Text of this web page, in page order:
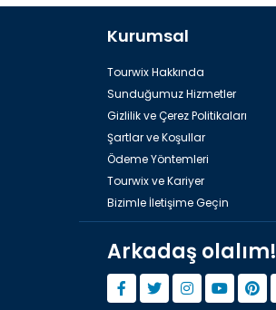
Kurumsal
Tourwix Hakkında
Sunduğumuz Hizmetler
Gizlilik ve Çerez Politikaları
Şartlar ve Koşullar
Ödeme Yöntemleri
Tourwix ve Kariyer
Bizimle İletişime Geçin
Arkadaş olalım!